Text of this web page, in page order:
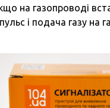
на газопроводі
і подача газу на